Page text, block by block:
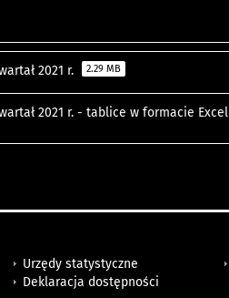
2021 r. 2.29 MB
2021 r. - tablice w formacie Excel
Urzędy statystyczne
Deklaracja dostępności